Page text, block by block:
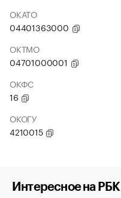
ОКАТО
04401363000
ОКТМО
04701000001
ОКФС
16
ОКОГУ
4210015
Интересное на РБК